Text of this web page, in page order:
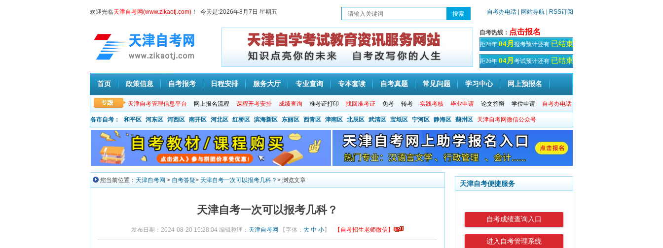
欢迎光临天津自考网(www.zikaotj.com) ！ 今天是:2026年8月7日 星期五 自考办电话 | 网站导航 | RSS订阅
自考热线： 点击报名
距26年 04月 报考预计还有 已结束
天！
距26年 04月 考试预计还有 已结束
天
首页 政策信息 自考报考 日程安排 服务大厅 专业查询 专本套读 自考真题 常见问题 学习中心 网上预报名
天津自考管理信息平台 网上报名流程 课程开考安排 成绩查询 准考证打印 找回准考证 免考 转考 实践考核 毕业申请 论文答辩 学位申请 自考办电话
各市自考： 和平区 河东区 河西区 南开区 河北区 红桥区 滨海新区 东丽区 西青区 津南区 北辰区 武清区 宝坻区 宁河区 静海区 蓟州区 天津自考网微信公众号
您当前位置： 天津自考网 > 自考答疑> 天津自考一次可以报考几科？ > 浏览文章
天津自考一次可以报考几科？
发布日期：2024-08-20 15:28:04 编辑整理： 天津自考网 【字体： 大 中 小】 【自考招生老师微信】
天津自考便捷服务
自考成绩查询入口
进入自考管理系统